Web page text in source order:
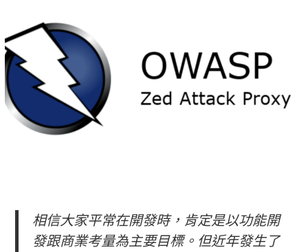
相信大家平常在開發時，肯定是以功能開
發跟商業考量為主要目標。但近年發生了